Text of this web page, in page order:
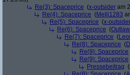
Re(3): Spaceprice (x-outsider am
Re(4): Spaceprice (Melli1283
Re(5): Spaceprice (x-outsider
Re(6): Spaceprice (
Re(7): Spaceprice (
Re(8): Spaceprice (
Re(9): Spaceprice
Re(9): Spaceprice
Pressebeitrag (